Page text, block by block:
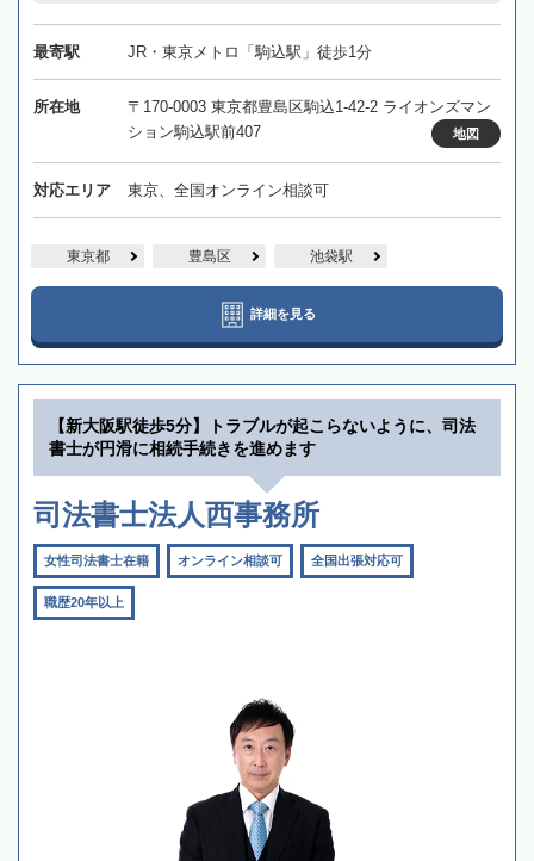
最寄駅 JR・東京メトロ「駒込駅」徒歩1分
所在地
〒170-0003 東京都豊島区駒込1-42-2 ライオンズマン
ション駒込駅前407
地図
対応エリア 東京、全国オンライン相談可
東京都 豊島区 池袋駅
詳細を見る
【新大阪駅徒歩5分】トラブルが起こらないように、司法
書士が円滑に相続手続きを進めます
司法書士法人西事務所
女性司法書士在籍 オンライン相談可 全国出張対応可
職歴20年以上